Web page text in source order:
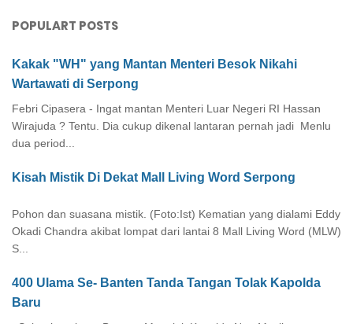
POPULART POSTS
Kakak "WH" yang Mantan Menteri Besok Nikahi
Wartawati di Serpong
Febri Cipasera - Ingat mantan Menteri Luar Negeri RI Hassan
Wirajuda ? Tentu. Dia cukup dikenal lantaran pernah jadi Menlu
dua period...
Kisah Mistik Di Dekat Mall Living Word Serpong
Pohon dan suasana mistik. (Foto:Ist) Kematian yang dialami Eddy
Okadi Chandra akibat lompat dari lantai 8 Mall Living Word (MLW)
S...
400 Ulama Se- Banten Tanda Tangan Tolak Kapolda
Baru